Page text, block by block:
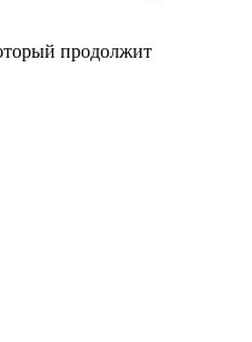
продолжит